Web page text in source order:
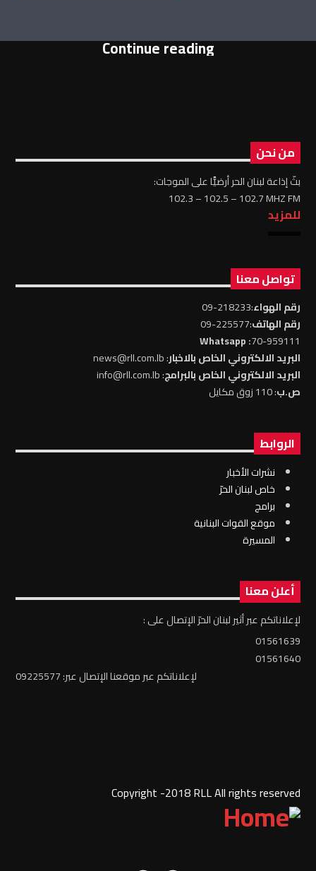
Continue reading
من نحن
بثّ إذاعة لبنان الحر أرضيًّا على الموجات:
102.3 – 102.5 – 102.7 MHZ FM
للمزيد
تواصل معنا
رقم الهواء:218233-09
رقم الهاتف:225577-09
70-959111
: Whatsapp
البريد الالكتروني الخاص بالاخبار: news@rll.com.lb
البريد الالكتروني الخاص بالبرامج: info@rll.com.lb
ص.ب: 110 زوق مكايل
الروابط
نشرات الأخبار
خاص لبنان الحرّ
برامج
موقع القوات البنانية
المسيرة
أعلن معنا
لإعلاناتكم عبر أثير لبنان الحرّ الإتصال على :
01561639
01561640
لإعلاناتكم عبر موقعنا الإتصال عبر: 09225577
Copyright -2018 RLL All rights reserved